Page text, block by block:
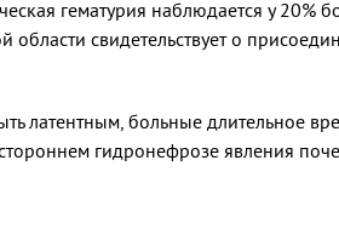
гематурия наблюдается у 20%
свидетельствует о
латентным, больные длительное
гидронефрозе явления